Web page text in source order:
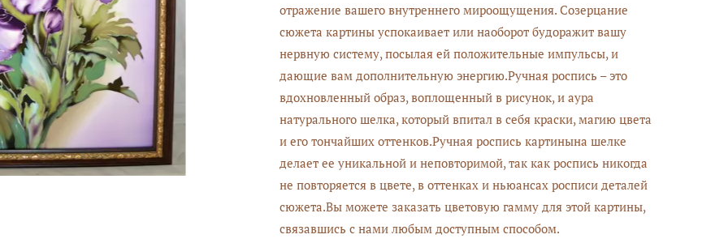
отражение вашего внутреннего мироощущения. Созерцание
сюжета картины успокаивает или наоборот будоражит вашу
нервную систему, посылая ей положительные импульсы, и
дающие вам дополнительную энергию.Ручная роспись – это
вдохновленный образ, воплощенный в рисунок, и аура
натурального шелка, который впитал в себя краски, магию цвета
и его тончайших оттенков.Ручная роспись картинына шелке
делает ее уникальной и неповторимой, так как роспись никогда
не повторяется в цвете, в оттенках и ньюансах росписи деталей
сюжета.Вы можете заказать цветовую гамму для этой картины,
связавшись с нами любым доступным способом.